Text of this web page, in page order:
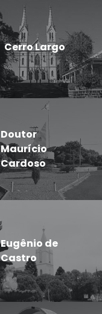
Cerro Largo
Doutor
Maurício
Cardoso
Eugênio de
Castro